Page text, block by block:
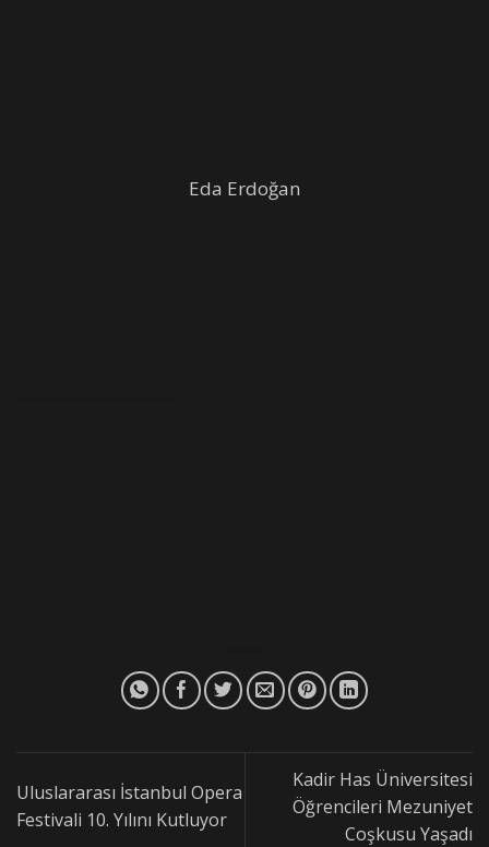
Eda Erdoğan
Uluslararası İstanbul Opera
Festivali 10. Yılını Kutluyor
Kadir Has Üniversitesi
Öğrencileri Mezuniyet
Coşkusu Yaşadı